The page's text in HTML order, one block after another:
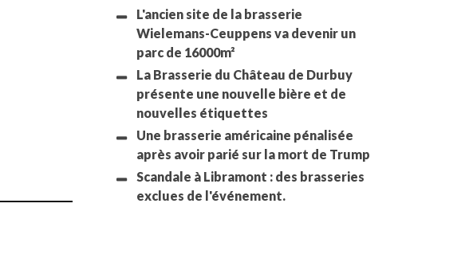
L'ancien site de la brasserie
Wielemans-Ceuppens va devenir un
parc de 16000m²
La Brasserie du Château de Durbuy
présente une nouvelle bière et de
nouvelles étiquettes
Une brasserie américaine pénalisée
après avoir parié sur la mort de Trump
Scandale à Libramont : des brasseries
exclues de l'événement.